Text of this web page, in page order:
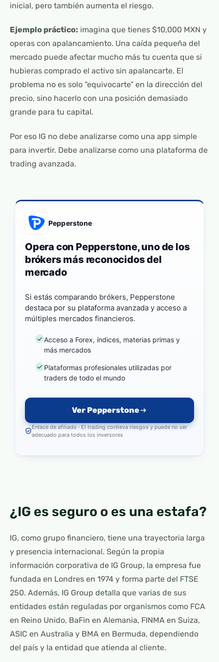
inicial, pero también aumenta el riesgo.
Ejemplo práctico: imagina que tienes $10,000 MXN y
operas con apalancamiento. Una caída pequeña del
mercado puede afectar mucho más tu cuenta que si
hubieras comprado el activo sin apalancarte. El
problema no es solo “equivocarte” en la dirección del
precio, sino hacerlo con una posición demasiado
grande para tu capital.
Por eso IG no debe analizarse como una app simple
para invertir. Debe analizarse como una plataforma de
trading avanzada.
Pepperstone
Opera con Pepperstone, uno de los
brókers más reconocidos del
mercado
Si estás comparando brókers, Pepperstone
destaca por su plataforma avanzada y acceso a
múltiples mercados financieros.
Acceso a Forex, índices, materias primas y
más mercados
Plataformas profesionales utilizadas por
traders de todo el mundo
Ver Pepperstone
Enlace de afiliado · El trading conlleva riesgos y puede no ser
adecuado para todos los inversores
¿IG es seguro o es una estafa?
IG, como grupo financiero, tiene una trayectoria larga
y presencia internacional. Según la propia
información corporativa de IG Group, la empresa fue
fundada en Londres en 1974 y forma parte del FTSE
250. Además, IG Group detalla que varias de sus
entidades están reguladas por organismos como FCA
en Reino Unido, BaFin en Alemania, FINMA en Suiza,
ASIC en Australia y BMA en Bermuda, dependiendo
del país y la entidad que atienda al cliente.